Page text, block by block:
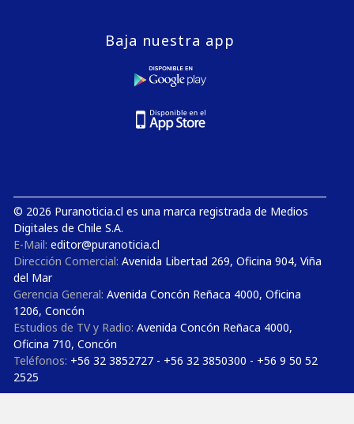
Baja nuestra app
© 2026 Puranoticia.cl es una marca registrada de Medios
Digitales de Chile S.A.
E-Mail: editor@puranoticia.cl
Dirección Comercial: Avenida Libertad 269, Oficina 904, Viña
del Mar
Gerencia General: Avenida Concón Reñaca 4000, Oficina
1206, Concón
Estudios de TV y Radio: Avenida Concón Reñaca 4000,
Oficina 710, Concón
Teléfonos: +56 32 3852727 - +56 32 3850300 - +56 9 50 52
2525